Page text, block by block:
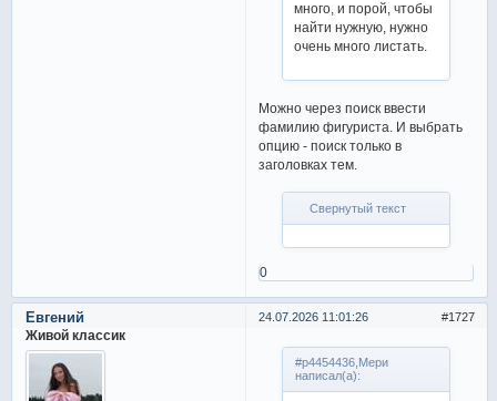
много, и порой, чтобы
найти нужную, нужно
очень много листать.
Можно через поиск ввести
фамилию фигуриста. И выбрать
опцию - поиск только в
заголовках тем.
Свернутый текст
0
1727
24.07.2026 11:01:26
Евгений
Живой классик
#p4454436,Мери
написал(а):